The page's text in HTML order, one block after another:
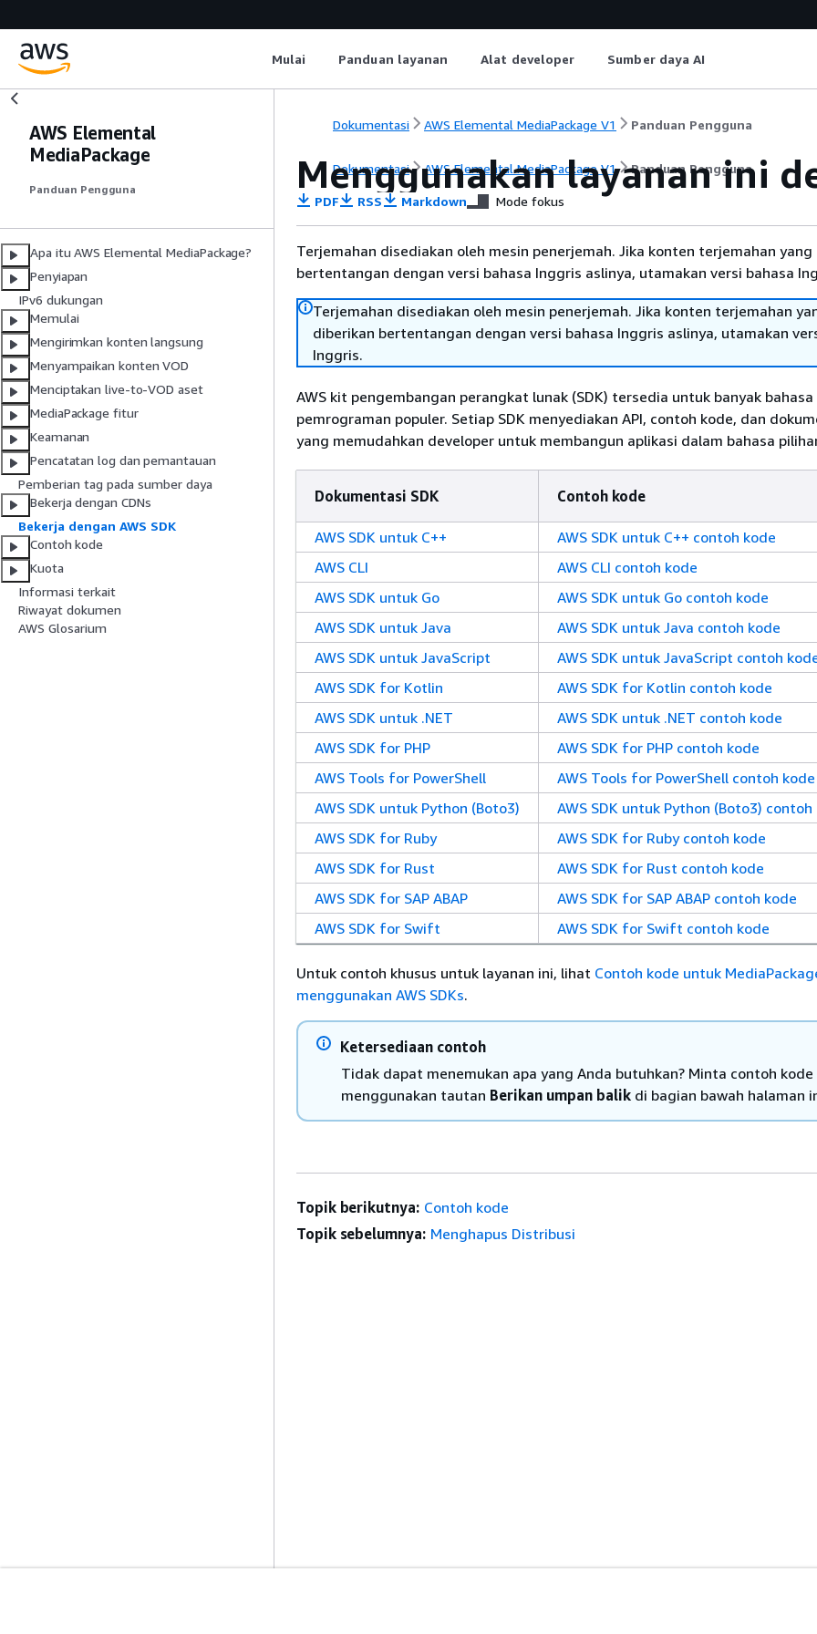
Mulai Panduan layanan Alat developer Sumber daya AI
AWS Elemental
MediaPackage
Panduan Pengguna
Apa itu AWS Elemental MediaPackage?
Penyiapan
IPv6 dukungan
Memulai
Mengirimkan konten langsung
Menyampaikan konten VOD
Menciptakan live-to-VOD aset
MediaPackage fitur
Keamanan
Pencatatan log dan pemantauan
Pemberian tag pada sumber daya
Bekerja dengan CDNs
Bekerja dengan AWS SDK
Contoh kode
Kuota
Informasi terkait
Riwayat dokumen
AWS Glosarium
Dokumentasi AWS Elemental MediaPackage V1 Panduan Pengguna
Dokumentasi AWS Elemental MediaPackage V1 Panduan Pengguna
Menggunakan layanan ini
PDF RSS Markdown Mode fokus
Terjemahan disediakan oleh mesin penerjemah. Jika konten terjemahan
bertentangan dengan versi bahasa Inggris aslinya, utamakan versi bahasa
Terjemahan disediakan oleh mesin penerjemah. Jika konten terjemahan
diberikan bertentangan dengan versi bahasa Inggris aslinya, utamakan
Inggris.
AWS kit pengembangan perangkat lunak (SDK) tersedia untuk banyak bahasa
pemrograman populer. Setiap SDK menyediakan API, contoh kode, dan
yang memudahkan developer untuk membangun aplikasi dalam bahasa
Dokumentasi SDK Contoh kode
AWS SDK untuk C++
AWS SDK untuk C++ contoh kode
AWS CLI
AWS CLI contoh kode
AWS SDK untuk Go
AWS SDK untuk Go contoh kode
AWS SDK untuk Java
AWS SDK untuk Java contoh kode
AWS SDK untuk JavaScript
AWS SDK untuk JavaScript contoh
AWS SDK for Kotlin
AWS SDK for Kotlin contoh kode
AWS SDK untuk .NET
AWS SDK untuk .NET contoh kode
AWS SDK for PHP
AWS SDK for PHP contoh kode
AWS Tools for PowerShell
AWS Tools for PowerShell contoh kode
AWS SDK untuk Python (Boto3)
AWS SDK untuk Python (Boto3) contoh
AWS SDK for Ruby
AWS SDK for Ruby contoh kode
AWS SDK for Rust
AWS SDK for Rust contoh kode
AWS SDK for SAP ABAP
AWS SDK for SAP ABAP contoh kode
AWS SDK for Swift
AWS SDK for Swift contoh kode
Untuk contoh khusus untuk layanan ini, lihat Contoh kode untuk
menggunakan AWS SDKs.
Ketersediaan contoh
Tidak dapat menemukan apa yang Anda butuhkan? Minta contoh kode
menggunakan tautan Berikan umpan balik di bagian bawah halaman
Topik berikutnya: Contoh kode
Topik sebelumnya: Menghapus Distribusi